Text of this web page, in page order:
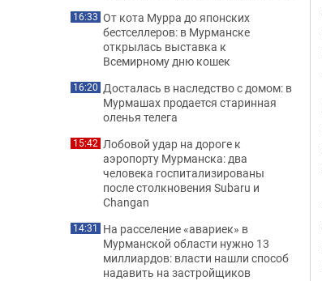
16:33 От кота Мурра до японских
бестселлеров: в Мурманске
открылась выставка к
Всемирному дню кошек
16:20 Досталась в наследство с домом: в
Мурмашах продается старинная
оленья телега
15:42 Лобовой удар на дороге к
аэропорту Мурманска: два
человека госпитализированы
после столкновения Subaru и
Changan
14:31 На расселение «авариек» в
Мурманской области нужно 13
миллиардов: власти нашли способ
надавить на застройщиков